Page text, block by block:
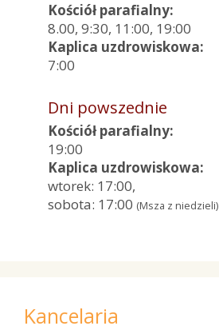
Kościół parafialny:
8.00, 9:30, 11:00, 19:00
Kaplica uzdrowiskowa:
7:00
Dni powszednie
Kościół parafialny:
19:00
Kaplica uzdrowiskowa:
wtorek: 17:00,
sobota: 17:00 (Msza z niedzieli)
Kancelaria